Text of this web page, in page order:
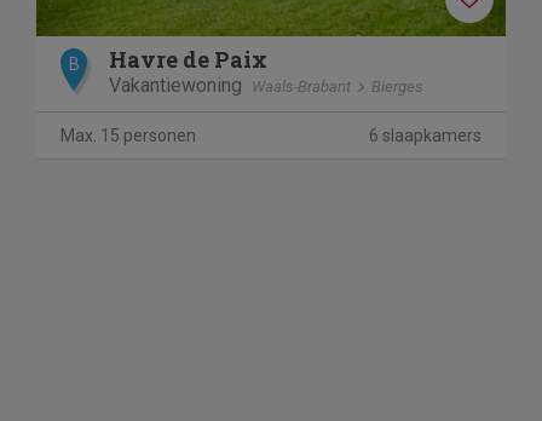
B Havre de Paix
Vakantiewoning Waals-Brabant Bierges
Max. 15 personen 6 slaapkamers